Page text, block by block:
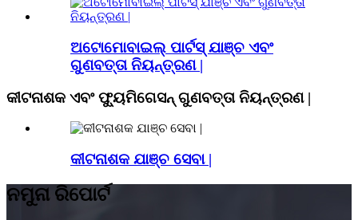
ଅଟୋମୋବାଇଲ୍ ପାର୍ଟସ୍ ଯାଞ୍ଚ ଏବଂ
ଗୁଣବତ୍ତା ନିୟନ୍ତ୍ରଣ |
କୀଟନାଶକ ଏବଂ ଫ୍ୟୁମିଗେସନ୍ ଗୁଣବତ୍ତା ନିୟନ୍ତ୍ରଣ |
କୀଟନାଶକ ଯାଞ୍ଚ ସେବା |
ନମୁନା ରିପୋର୍ଟ